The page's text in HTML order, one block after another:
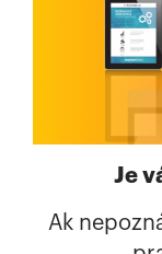
Je
Ak